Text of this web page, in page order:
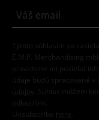
Týmto súhlasím so
E.M.P. Merchandising
pravidelne mi posielať
údaje budú spracované v
údajov
. Súhlas môžem
odkaz/link.
Unsubscribe here